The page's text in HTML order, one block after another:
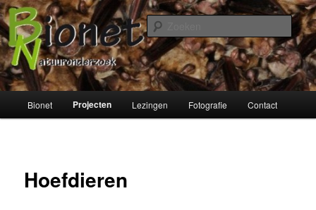
Spring
naar
de
primaire
inhoudBionet Natuuronderzoek
Bionet Projecten Lezingen Fotografie Contact
Hoefdieren